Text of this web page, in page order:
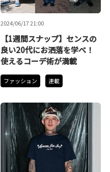
2024/06/17 21:00
【1週間スナップ】センスの
良い20代にお洒落を学べ！
使えるコーデ術が満載
ファッション 連載